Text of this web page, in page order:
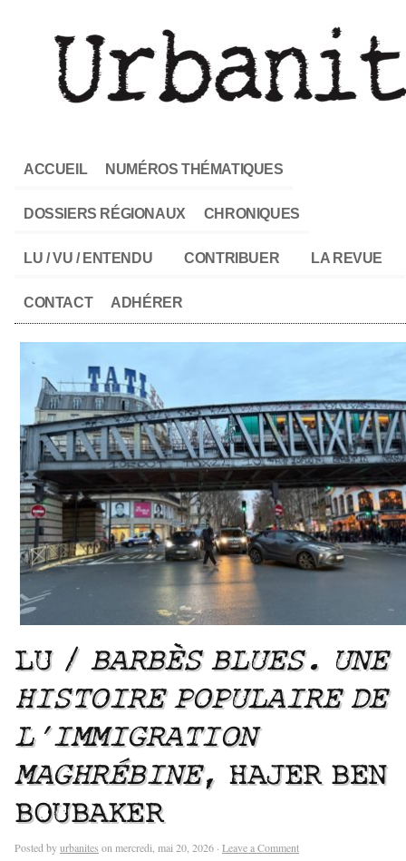
ACCUEIL NUMÉROS THÉMATIQUES
DOSSIERS RÉGIONAUX CHRONIQUES
LU / VU / ENTENDU CONTRIBUER LA REVUE
CONTACT ADHÉRER
LU / BARBÈS BLUES. UNE
HISTOIRE POPULAIRE DE
L’IMMIGRATION
MAGHRÉBINE, HAJER BEN
BOUBAKER
Posted byurbanites on mercredi, mai 20, 2026 · Leave a Comment